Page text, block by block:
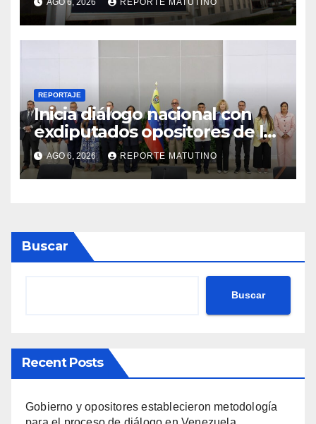
REPORTAJE
Inicia diálogo nacional con
exdiputados opositores de la
AN de 2015
AGO 6, 2026 REPORTE MATUTINO
Buscar
Buscar
Recent Posts
Gobierno y opositores establecieron metodología